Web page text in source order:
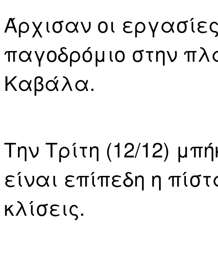
Άρχισαν οι
παγοδρόμιο στην
Καβάλα.
Την Τρίτη (12/12)
είναι επίπεδη η
κλίσεις.